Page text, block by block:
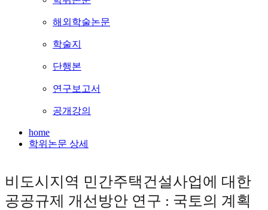
해외학술논문
학술지
단행본
연구보고서
공개강의
home
학위논문 상세
비도시지역 민간주택건설사업에 대한
공공규제 개선방안 연구 : 국토의 계획